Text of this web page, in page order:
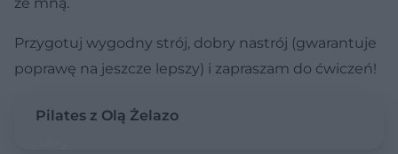
Przygotuj wygodny strój, dobry nastrój (gwarantuje
poprawę na jeszcze lepszy) i zapraszam do ćwiczeń!
Pilates z Olą Żelazo